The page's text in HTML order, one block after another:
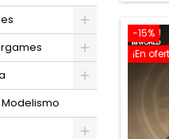
-15%
¡En